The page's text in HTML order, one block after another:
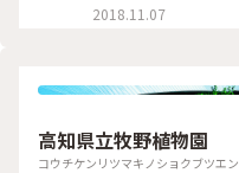
2018.11.07
高知県立牧野植物園
コウチケンリツマキノショクブツエン